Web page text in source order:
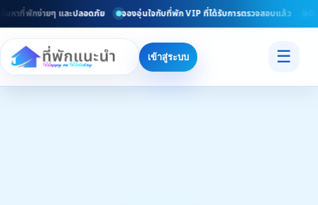
าที่พักง่ายๆ และปลอดภัย จองอุ่นใจกับที่พัก VIP ที่ได้รับการตรวจสอบแล้ว
เข้าสู่ระบบ ☰